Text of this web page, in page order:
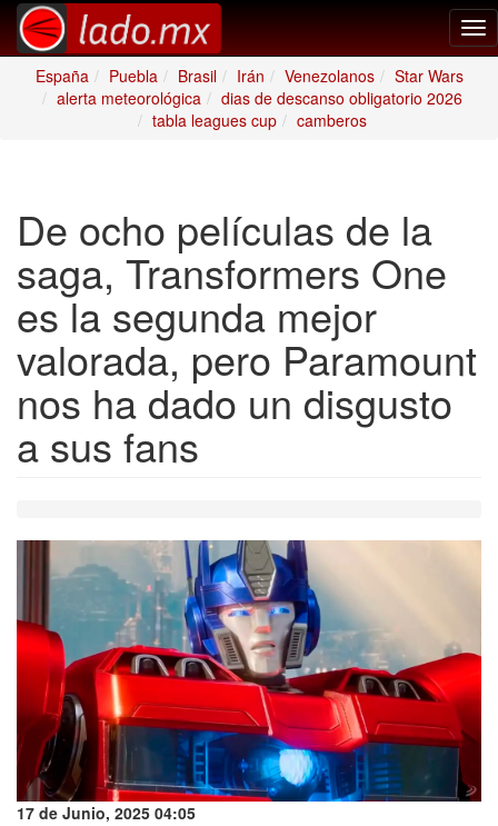
España
Puebla Brasil Irán Venezolanos
Star Wars
alerta meteorológica
dias de descanso obligatorio 2026
tabla leagues cup
camberos
De ocho películas de la
saga, Transformers One
es la segunda mejor
valorada, pero Paramount
nos ha dado un disgusto
a sus fans
17 de Junio, 2025 04:05